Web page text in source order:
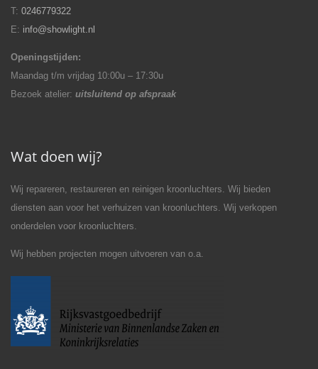
T:0246779322
E: info@showlight.nl
Openingstijden:
Maandag t/m vrijdag 10:00u – 17:30u
Bezoek atelier:uitsluitend op afspraak
Wat doen wij?
Wij repareren, restaureren en reinigen kroonluchters. Wij bieden
diensten aan voor het verhuizen van kroonluchters. Wij verkopen
onderdelen voor kroonluchters.
Wij hebben projecten mogen uitvoeren van o.a.